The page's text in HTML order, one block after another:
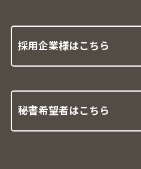
採用企業様はこちら
秘書希望者はこちら